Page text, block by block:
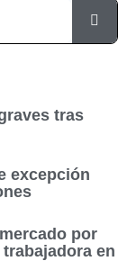
tras
excepción
por
en